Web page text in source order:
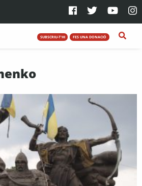
SUBSCRIU-T'HI FES UNA DONACIÓ